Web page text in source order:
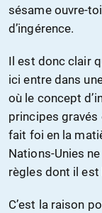
sésame ouvre-
d’ingérence.
Il est donc clair
ici entre dans
où le concept
principes gravés
fait foi en la
Nations-Unies
règles dont il est
C’est la raison